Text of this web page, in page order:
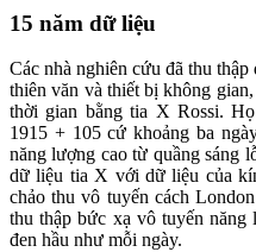
15 năm dữ liệu
Các nhà nghiên cứu đã thu
thiên văn và thiết bị không
thời gian bằng tia X Rossi.
1915 + 105 cứ khoảng ba
năng lượng cao từ quầng sáng
dữ liệu tia X với dữ liệu của
chảo thu vô tuyến cách
thu thập bức xạ vô tuyến
đen hầu như mỗi ngày.